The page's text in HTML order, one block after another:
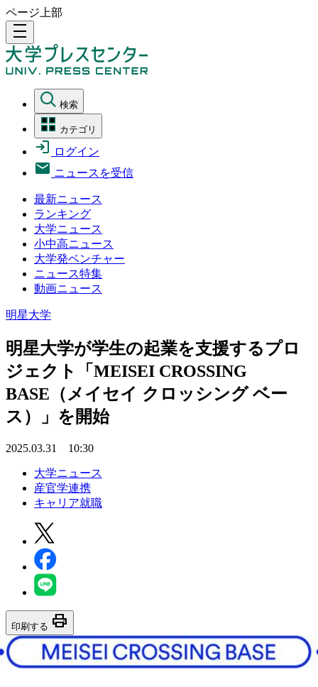
ページ上部
density_medium
検索
カテゴリ
ログイン
ニュースを受信
最新ニュース
ランキング
大学ニュース
小中高ニュース
大学発ベンチャー
ニュース特集
動画ニュース
明星大学
明星大学が学生の起業を支援するプロ
ジェクト「MEISEI CROSSING
BASE（メイセイ クロッシング ベー
ス）」を開始
2025.03.31 10:30
大学ニュース
産官学連携
キャリア就職
印刷する print